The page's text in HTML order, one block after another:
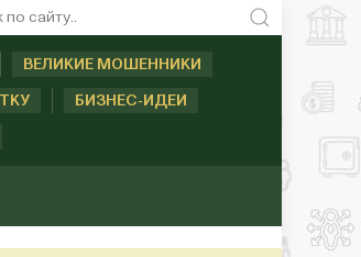
ВЕЛИКИЕ МОШЕННИКИ
БИЗНЕС-ИДЕИ